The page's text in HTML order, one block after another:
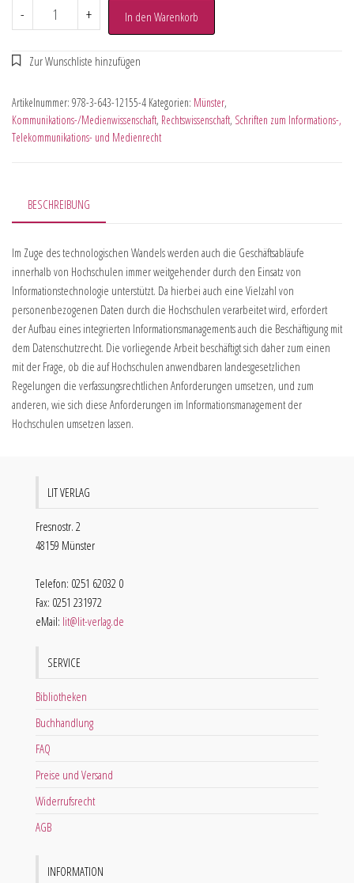
- + In den Warenkorb
Artikelnummer: 978-3-643-12155-4 Kategorien: Münster,
Kommunikations-/Medienwissenschaft, Rechtswissenschaft, Schriften zum Informations-,
Telekommunikations- und Medienrecht
BESCHREIBUNG
Im Zuge des technologischen Wandels werden auch die Geschäftsabläufe
innerhalb von Hochschulen immer weitgehender durch den Einsatz von
Informationstechnologie unterstützt. Da hierbei auch eine Vielzahl von
personenbezogenen Daten durch die Hochschulen verarbeitet wird, erfordert
der Aufbau eines integrierten Informationsmanagements auch die Beschäftigung mit
dem Datenschutzrecht. Die vorliegende Arbeit beschäftigt sich daher zum einen
mit der Frage, ob die auf Hochschulen anwendbaren landesgesetzlichen
Regelungen die verfassungsrechtlichen Anforderungen umsetzen, und zum
anderen, wie sich diese Anforderungen im Informationsmanagement der
Hochschulen umsetzen lassen.
LIT VERLAG
Fresnostr. 2
48159 Münster
Telefon: 0251 62032 0
Fax: 0251 231972
eMail: lit@lit-verlag.de
SERVICE
Bibliotheken
Buchhandlung
FAQ
Preise und Versand
Widerrufsrecht
AGB
INFORMATION